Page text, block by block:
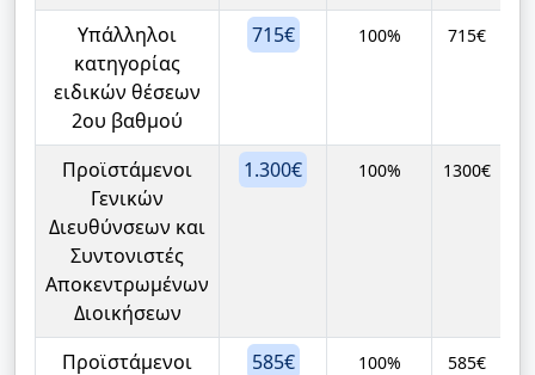
Υπάλληλοι
κατηγορίας
ειδικών θέσεων
2ου βαθμού
715€ 100% 715€
Προϊστάμενοι
Γενικών
Διευθύνσεων και
Συντονιστές
Αποκεντρωμένων
Διοικήσεων
1.300€ 100% 1300€
Προϊστάμενοι
585€ 100% 585€